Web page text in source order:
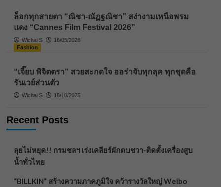
ล็อกทุกสายตา “ณิชา-ณัฏฐณิชา” สง่างามเหนือพรม
แดง “Cannes Film Festival 2026”
Wichai S
16/05/2026
Fashion
“เจี๊ยบ พิจิตตรา” สวยสะกดใจ ออร่าจับทุกลุค ทุกชุดคือ
รันเวย์ส่วนตัว
Wichai S 18/10/2025
Recent Posts
ลุยไม่หยุด!! กรมชลฯ เร่งเคลียร์ผักตบชวา-ติดตั้งเครื่องสูบ
น้ำทั่วไทย
“BILLKIN” สร้างความภาคภูมิใจ คว้ารางวัลใหญ่ Weibo